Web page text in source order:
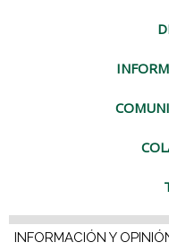
INFORMACIÓN Y